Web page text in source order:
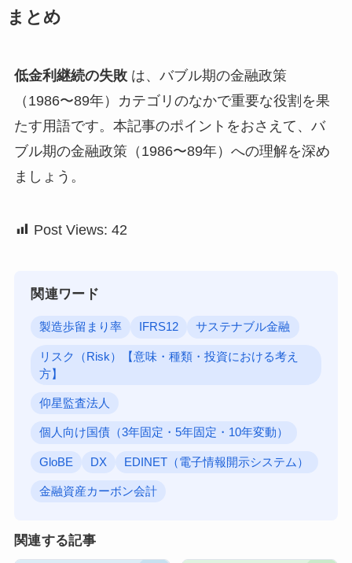
まとめ
低金利継続の失敗は、バブル期の金融政策
（1986〜89年）カテゴリのなかで重要な役割を果
たす用語です。本記事のポイントをおさえて、バ
ブル期の金融政策（1986〜89年）への理解を深め
ましょう。
Post Views: 42
関連ワード
製造歩留まり率 IFRS12 サステナブル金融
リスク（Risk）【意味・種類・投資における考え
方】
仰星監査法人
個人向け国債（3年固定・5年固定・10年変動）
GloBE DX EDINET（電子情報開示システム）
金融資産カーボン会計
関連する記事